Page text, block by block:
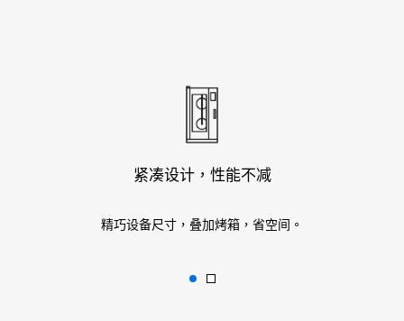
紧凑设计，性能不减
精巧设备尺寸，叠加烤箱，省空间。